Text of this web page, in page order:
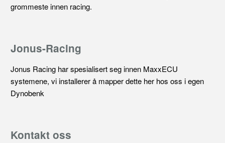
grommeste innen racing.
Jonus-Racing
Jonus Racing har spesialisert seg innen MaxxECU
systemene, vi installerer å mapper dette her hos oss i egen
Dynobenk
Kontakt oss